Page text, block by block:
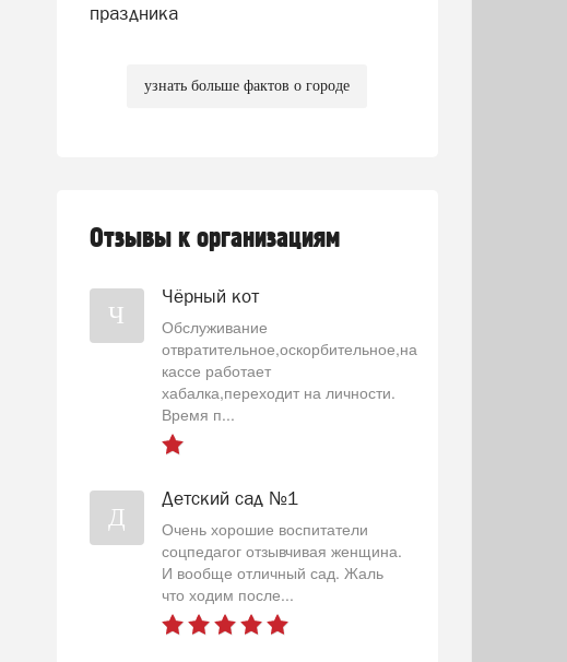
праздника
узнать больше фактов о городе
Отзывы к организациям
Ч
Чёрный кот
Обслуживание
отвратительное,оскорбительное,на
кассе работает
хабалка,переходит на личности.
Время п...
Д
Детский сад №1
Очень хорошие воспитатели
соцпедагог отзывчивая женщина.
И вообще отличный сад. Жаль
что ходим после...